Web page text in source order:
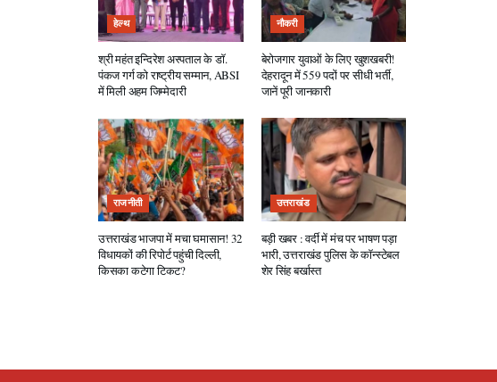
हेल्थ
श्री महंत इन्दिरेश अस्पताल के डॉ.
पंकज गर्ग को राष्ट्रीय सम्मान, ABSI
में मिली अहम जिम्मेदारी
नौकरी
बेरोजगार युवाओं के लिए खुशखबरी!
देहरादून में 559 पदों पर सीधी भर्ती,
जानें पूरी जानकारी
राजनीती
उत्तराखंड भाजपा में मचा घमासान! 32
विधायकों की रिपोर्ट पहुंची दिल्ली,
किसका कटेगा टिकट?
उत्तराखंड
बड़ी खबर : वर्दी में मंच पर भाषण पड़ा
भारी, उत्तराखंड पुलिस के कॉन्स्टेबल
शेर सिंह बर्खास्त